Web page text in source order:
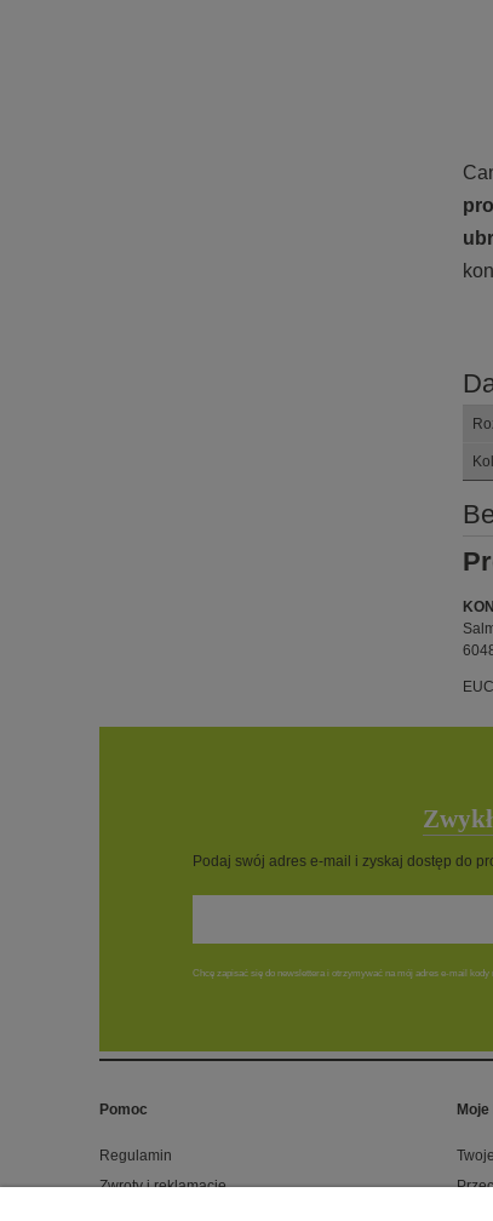
Podaj swój adres e-mail i zyskaj dostęp do
Chcę zapisać się do newslettera i otrzymywać na mój adres e-mail
Pomoc
Regulamin
Zwroty i reklamacje